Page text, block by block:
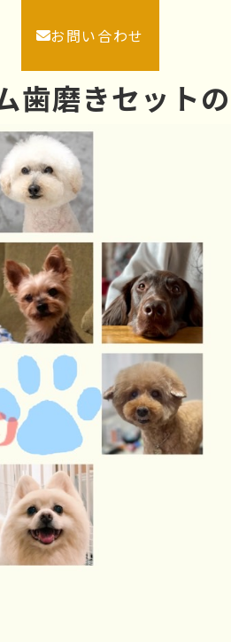
お問い合わせ
磨きセット